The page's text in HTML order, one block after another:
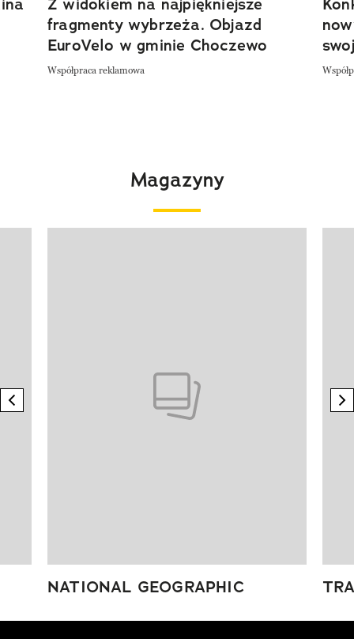
fragmenty wybrzeża. Objazd
EuroVelo w gminie Choczewo
Współpraca reklamowa
Magazyny
previous element
NATIONAL GEOGRAPHIC